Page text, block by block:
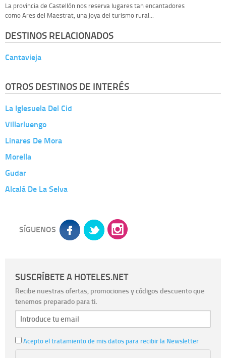
La provincia de Castellón nos reserva lugares tan encantadores
como Ares del Maestrat, una joya del turismo rural...
DESTINOS RELACIONADOS
Cantavieja
OTROS DESTINOS DE INTERÉS
La Iglesuela Del Cid
Villarluengo
Linares De Mora
Morella
Gudar
Alcalá De La Selva
SÍGUENOS
SUSCRÍBETE A HOTELES.NET
Recibe nuestras ofertas, promociones y códigos descuento que
tenemos preparado para ti.
Acepto el tratamiento de mis datos para recibir la Newsletter